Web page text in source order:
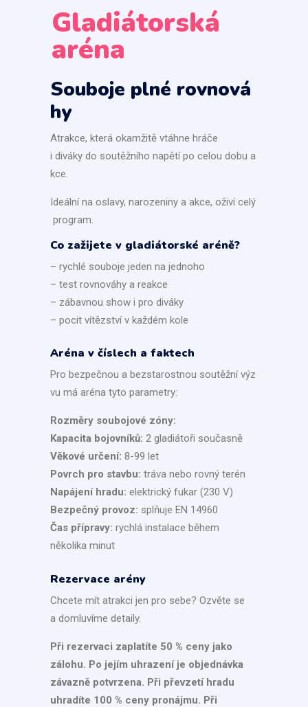
Gladiátorská
aréna
Souboje plné rovnová
hy
Atrakce, která okamžitě vtáhne hráče
i diváky do soutěžního napětí po celou dobu a
kce.
Ideální na oslavy, narozeniny a akce, oživí celý
program.
Co zažijete v gladiátorské aréně?
– rychlé souboje jeden na jednoho
– test rovnováhy a reakce
– zábavnou show i pro diváky
– pocit vítězství v každém kole
Aréna v číslech a faktech
Pro bezpečnou a bezstarostnou soutěžní výz
vu má aréna tyto parametry:
Rozměry soubojové zóny:
Kapacita bojovníků: 2 gladiátoři současně
Věkové určení: 8-99 let
Povrch pro stavbu: tráva nebo rovný terén
Napájení hradu: elektrický fukar (230 V)
Bezpečný provoz: splňuje EN 14960
Čas přípravy: rychlá instalace během
několika minut
Rezervace arény
Chcete mít atrakci jen pro sebe? Ozvěte se
a domluvíme detaily.
Při rezervaci zaplatíte 50 % ceny jako
zálohu. Po jejím uhrazení je objednávka
závazně potvrzena. Při převzetí hradu
uhradíte 100 % ceny pronájmu. Při